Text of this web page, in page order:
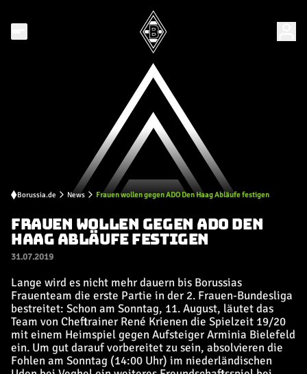
Borussia.de News Frauen wollen gegen ADO Den Haag Abläufe festigen
FRAUEN WOLLEN GEGEN ADO DEN
HAAG ABLÄUFE FESTIGEN
31.07.2019
Lange wird es nicht mehr dauern bis Borussias
Frauenteam die erste Partie in der 2. Frauen-Bundesliga
bestreitet: Schon am Sonntag, 11. August, läutet das
Team von Cheftrainer René Krienen die Spielzeit 19/20
mit einem Heimspiel gegen Aufsteiger Arminia Bielefeld
ein. Um gut darauf vorbereitet zu sein, absolvieren die
Fohlen am Sonntag (14:00 Uhr) im niederländischen